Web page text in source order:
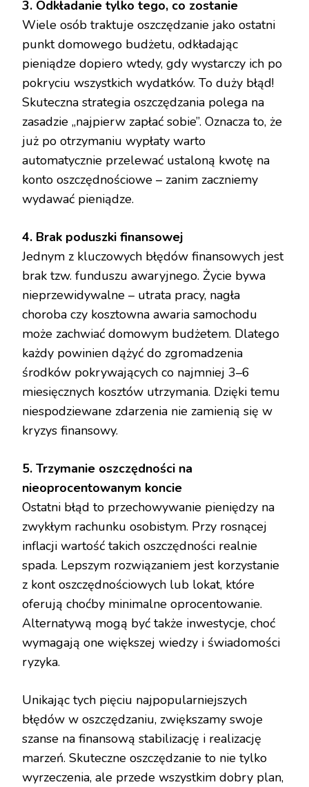
3. Odkładanie tylko tego, co zostanie
Wiele osób traktuje oszczędzanie jako ostatni
punkt domowego budżetu, odkładając
pieniądze dopiero wtedy, gdy wystarczy ich po
pokryciu wszystkich wydatków. To duży błąd!
Skuteczna strategia oszczędzania polega na
zasadzie „najpierw zapłać sobie”. Oznacza to, że
już po otrzymaniu wypłaty warto
automatycznie przelewać ustaloną kwotę na
konto oszczędnościowe – zanim zaczniemy
wydawać pieniądze.
4. Brak poduszki finansowej
Jednym z kluczowych błędów finansowych jest
brak tzw. funduszu awaryjnego. Życie bywa
nieprzewidywalne – utrata pracy, nagła
choroba czy kosztowna awaria samochodu
może zachwiać domowym budżetem. Dlatego
każdy powinien dążyć do zgromadzenia
środków pokrywających co najmniej 3–6
miesięcznych kosztów utrzymania. Dzięki temu
niespodziewane zdarzenia nie zamienią się w
kryzys finansowy.
5. Trzymanie oszczędności na
nieoprocentowanym koncie
Ostatni błąd to przechowywanie pieniędzy na
zwykłym rachunku osobistym. Przy rosnącej
inflacji wartość takich oszczędności realnie
spada. Lepszym rozwiązaniem jest korzystanie
z kont oszczędnościowych lub lokat, które
oferują choćby minimalne oprocentowanie.
Alternatywą mogą być także inwestycje, choć
wymagają one większej wiedzy i świadomości
ryzyka.
Unikając tych pięciu najpopularniejszych
błędów w oszczędzaniu, zwiększamy swoje
szanse na finansową stabilizację i realizację
marzeń. Skuteczne oszczędzanie to nie tylko
wyrzeczenia, ale przede wszystkim dobry plan,